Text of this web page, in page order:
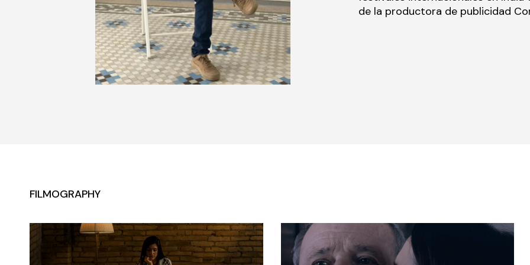
de la productora de publicidad
FILMOGRAPHY